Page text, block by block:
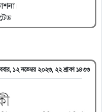
১২ নভেম্বর ২০২৩, ২২ শ্রাবণ ১৪৩৩